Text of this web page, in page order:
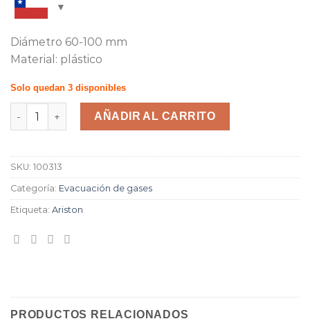
Diámetro 60-100 mm
Material: plástico
Solo quedan 3 disponibles
AÑADIR AL CARRITO
SKU: 100313
Categoría: Evacuación de gases
Etiqueta: Ariston
PRODUCTOS RELACIONADOS